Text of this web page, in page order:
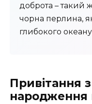
доброта – такий
чорна перлина,
глибокого
Привітання
народження